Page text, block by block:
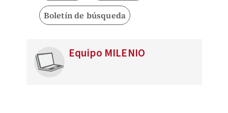
Boletín de búsqueda
Equipo MILENIO